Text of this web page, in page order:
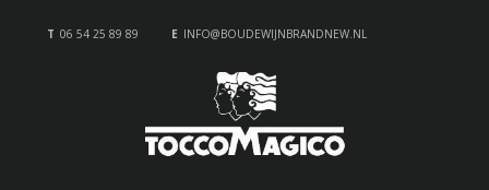
T 06 54 25 89 89 E INFO@BOUDEWIJNBRANDNEW.NL